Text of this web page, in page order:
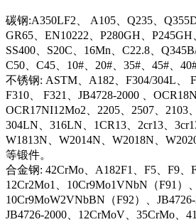
碳钢:A350LF2、 A105、Q235、
GR65、EN10222、P280GH、P245GH
SS400、S20C、16Mn、C22.8、
C50、C45、10#、20#、35#、45#、
不锈钢: ASTM、A182、F304/304L、
F310、 F321、JB4728-2000 、
OCR17NI12Mo2、2205、2507、2103
304LN、316LN、1CR13、2cr13、
W1813N、W2014N、W2018N、
等锻件。
合金钢: 42CrMo、A182F1、F5、F9、
12Cr2Mo1、10Cr9Mo1VNbN（F91）、
10Cr9MoW2VNbBN（F92）、JB4726-
JB4726-2000、12CrMoV、35CrMo、